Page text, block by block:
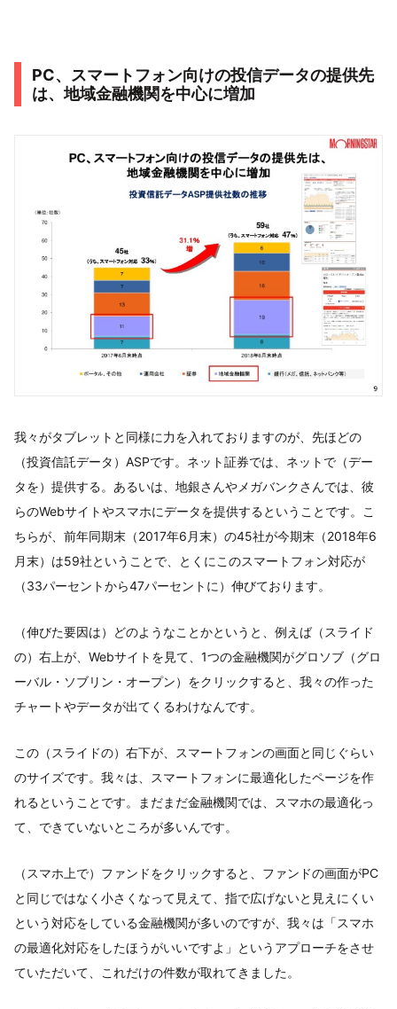
PC、スマートフォン向けの投信データの提供先
は、地域金融機関を中心に増加
我々がタブレットと同様に力を入れておりますのが、先ほどの
（投資信託データ）ASPです。ネット証券では、ネットで（デー
タを）提供する。あるいは、地銀さんやメガバンクさんでは、彼
らのWebサイトやスマホにデータを提供するということです。こ
ちらが、前年同期末（2017年6月末）の45社が今期末（2018年6
月末）は59社ということで、とくにこのスマートフォン対応が
（33パーセントから47パーセントに）伸びております。
（伸びた要因は）どのようなことかというと、例えば（スライド
の）右上が、Webサイトを見て、1つの金融機関がグロソブ（グロ
ーバル・ソブリン・オープン）をクリックすると、我々の作った
チャートやデータが出てくるわけなんです。
この（スライドの）右下が、スマートフォンの画面と同じぐらい
のサイズです。我々は、スマートフォンに最適化したページを作
れるということです。まだまだ金融機関では、スマホの最適化っ
て、できていないところが多いんです。
（スマホ上で）ファンドをクリックすると、ファンドの画面がPC
と同じではなく小さくなって見えて、指で広げないと見えにくい
という対応をしている金融機関が多いのですが、我々は「スマホ
の最適化対応をしたほうがいいですよ」というアプローチをさせ
ていただいて、これだけの件数が取れてきました。